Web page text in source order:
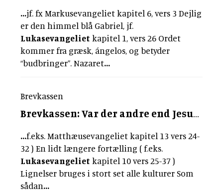
...jf. fx Markusevangeliet kapitel 6, vers 3 Dejlig
er den himmel blå Gabriel, jf.
Lukasevangeliet kapitel 1, vers 26 Ordet
kommer fra græsk, ángelos, og betyder
“budbringer”. Nazaret...
Brevkassen
Brevkassen: Var der andre end Jesus, der fortalte lignelser?
...f.eks. Matthæusevangeliet kapitel 13 vers 24-
32 ) En lidt længere fortælling ( f.eks.
Lukasevangeliet kapitel 10 vers 25-37 )
Lignelser bruges i stort set alle kulturer Som
sådan...